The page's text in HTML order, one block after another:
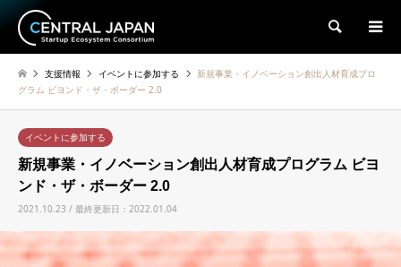
検索
支援情報 イベントに参加する
新規事業・イノベーション創出人材育成プロ
グラム ビヨンド・ザ・ボーダー 2.0
イベントに参加する
新規事業・イノベーション創出人材育成プログラム ビヨ
ンド・ザ・ボーダー 2.0
2021.10.23 / 最終更新日：2022.01.04